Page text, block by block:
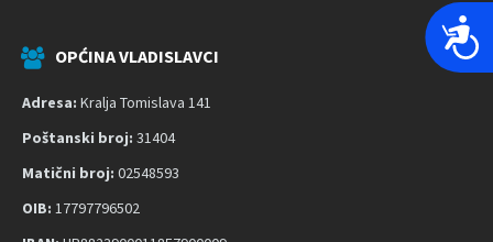
P
r
OPĆINA VLADISLAVCI
Adresa: Kralja Tomislava 141
Poštanski broj: 31404
Matični broj: 02548593
OIB: 17797796502